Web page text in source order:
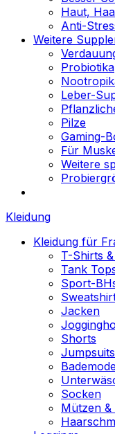
Haut,
Anti-
Weitere
Probiotika
Leber-
Pilze
Gaming-
Für
Weitere
Kleidung
Kleidung für
T-Shirts
Tank
Sport-
Jacken
Shorts
Jumpsuits
Socken
Mützen &